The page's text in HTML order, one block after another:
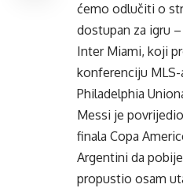
ćemo odlučiti o
dostupan za igru
Inter Miami, koji
konferenciju
Philadelphia
Messi je
finala Copa
Argentini da
propustio osam